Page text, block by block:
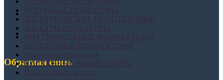
Обратная связь
НАСТЕННЫЕ КОНВЕКТОРЫ